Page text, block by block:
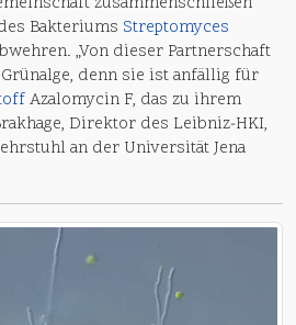
Bakteriums Streptomyces
„Von dieser Partnerschaft
denn sie ist anfällig für
Azalomycin F, das zu ihrem
Direktor des Leibniz-HKI,
an der Universität Jena